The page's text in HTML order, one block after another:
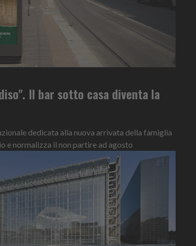
Il bar sotto casa diventa la
dedicata alla nuova arrivata della famiglia
e normalizza il non partire ad agosto